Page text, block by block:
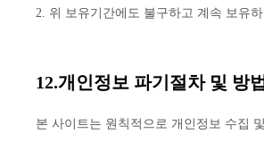
2. 위 보유기간에도 불구하고 계속 보유
12.개인정보 파기절차 및 방법
본 사이트는 원칙적으로 개인정보 수집